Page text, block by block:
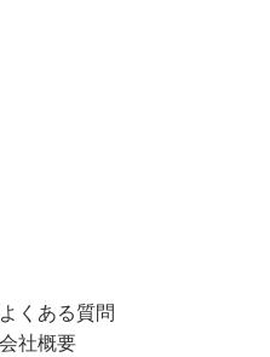
よくある質問
会社概要